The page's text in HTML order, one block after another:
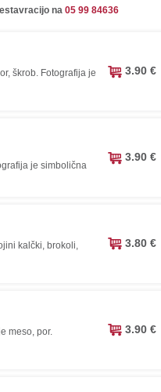
na 05 99 84636
škrob. Fotografija je
3.90 €
je simbolična
3.90 €
kalčki, brokoli,
3.80 €
meso, por.
3.90 €